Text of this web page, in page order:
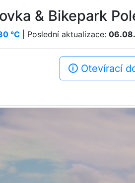
& Bikepark
°C | Poslední aktualizace:
🛈 Otevírací